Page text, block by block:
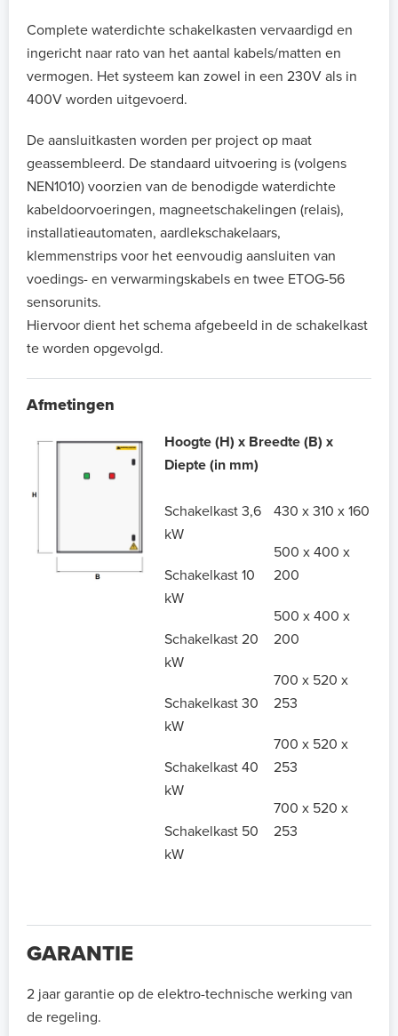
Complete waterdichte schakelkasten vervaardigd en
ingericht naar rato van het aantal kabels/matten en
vermogen. Het systeem kan zowel in een 230V als in
400V worden uitgevoerd.
De aansluitkasten worden per project op maat
geassembleerd. De standaard uitvoering is (volgens
NEN1010) voorzien van de benodigde waterdichte
kabeldoorvoeringen, magneetschakelingen (relais),
installatieautomaten, aardlekschakelaars,
klemmenstrips voor het eenvoudig aansluiten van
voedings- en verwarmingskabels en twee ETOG-56
sensorunits.
Hiervoor dient het schema afgebeeld in de schakelkast
te worden opgevolgd.
Afmetingen
Hoogte (H) x Breedte (B) x
Diepte (in mm)
Schakelkast 3,6
kW
Schakelkast 10
kW
Schakelkast 20
kW
Schakelkast 30
kW
Schakelkast 40
kW
Schakelkast 50
kW
430 x 310 x 160
500 x 400 x
200
500 x 400 x
200
700 x 520 x
253
700 x 520 x
253
700 x 520 x
253
GARANTIE
2 jaar garantie op de elektro-technische werking van
de regeling.